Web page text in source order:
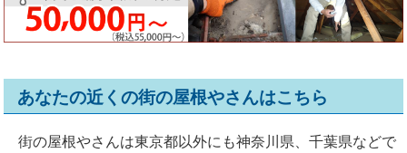
あなたの近くの街の屋根やさんはこちら
街の屋根やさんは東京都以外にも神奈川県、千葉県などで